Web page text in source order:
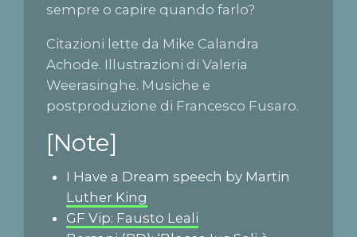
sempre o capire quando farlo?
Citazioni lette da Mike Calandra
Achode. Illustrazioni di Valeria
Weerasinghe. Musiche e
postproduzione di Francesco Fusaro.
[Note]
I Have a Dream speech by Martin
Luther King
GF Vip: Fausto Leali